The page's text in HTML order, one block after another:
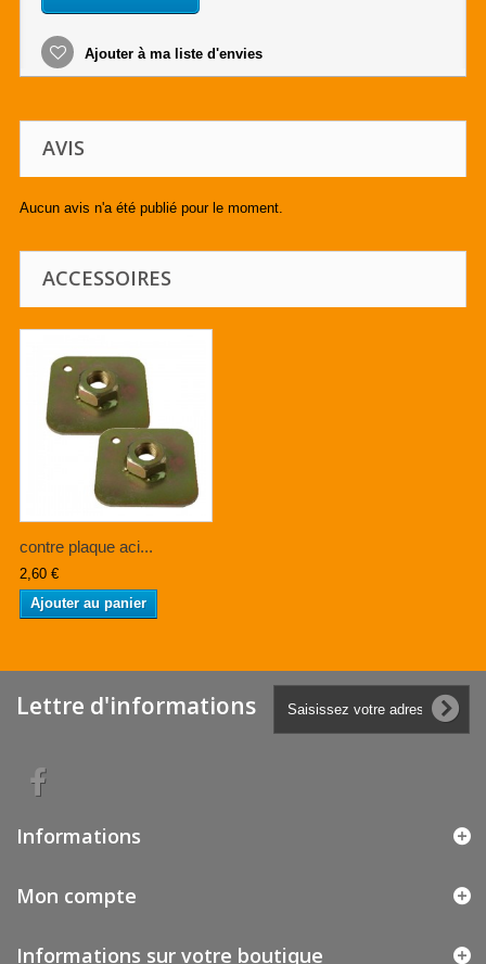
Ajouter à ma liste d'envies
AVIS
Aucun avis n'a été publié pour le moment.
ACCESSOIRES
contre plaque aci...
2,60 €
Ajouter au panier
Lettre d'informations
Informations
Mon compte
Informations sur votre boutique